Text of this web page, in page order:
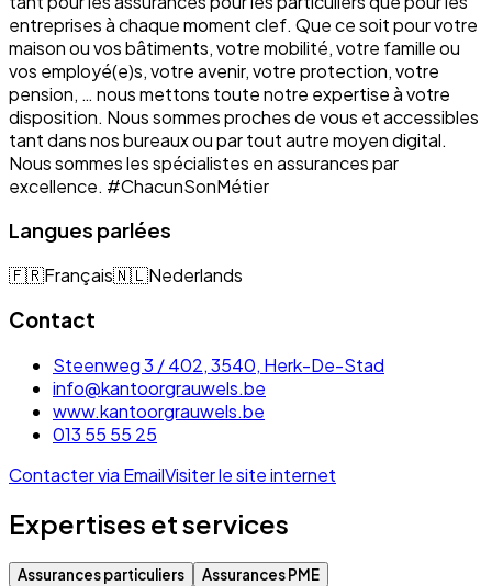
entreprises à chaque moment clef. Que ce soit pour votre
maison ou vos bâtiments, votre mobilité, votre famille ou
vos employé(e)s, votre avenir, votre protection, votre
pension, … nous mettons toute notre expertise à votre
disposition. Nous sommes proches de vous et accessibles
tant dans nos bureaux ou par tout autre moyen digital.
Nous sommes les spécialistes en assurances par
excellence. #ChacunSonMétier
Langues parlées
🇫🇷Français🇳🇱Nederlands
Contact
Steenweg 3 / 402, 3540, Herk-De-Stad
info@kantoorgrauwels.be
www.kantoorgrauwels.be
013 55 55 25
Contacter via EmailVisiter le site internet
Expertises et services
Assurances particuliers Assurances PME